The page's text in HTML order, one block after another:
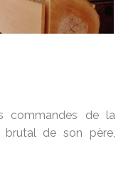
commandes de la
de son père,